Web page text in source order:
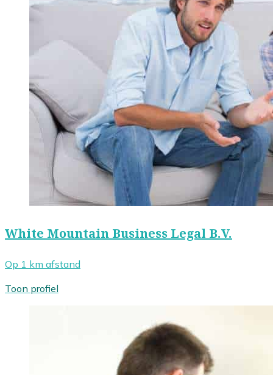
White Mountain Business Legal B.V.
Op 1 km afstand
Toon profiel